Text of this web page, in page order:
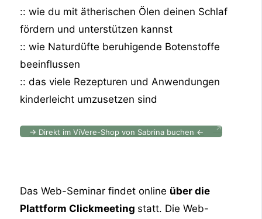
:: wie du mit ätherischen Ölen deinen Schlaf
fördern und unterstützen kannst
:: wie Naturdüfte beruhigende Botenstoffe
beeinflussen
:: das viele Rezepturen und Anwendungen
kinderleicht umzusetzen sind
→ Direkt im ViVere-Shop von Sabrina buchen ←
Das Web-Seminar findet online über die
Plattform Clickmeeting statt. Die Web-